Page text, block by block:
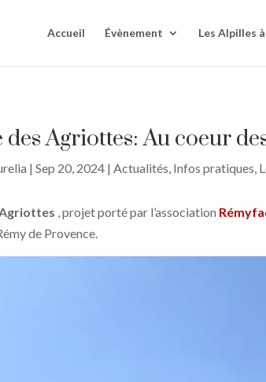
Accueil Évènement Les Alpilles
des Agriottes: Au coeur
|Sep 20, 2024 | Actualités Infos pratiques
, projet porté par l’association
de Provence.